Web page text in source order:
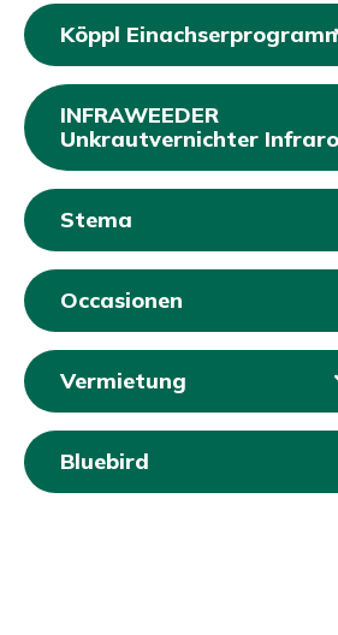
Köppl
INFRAWEEDER
Unkrautvernichter
Stema
Occasionen
Vermietung
Bluebird